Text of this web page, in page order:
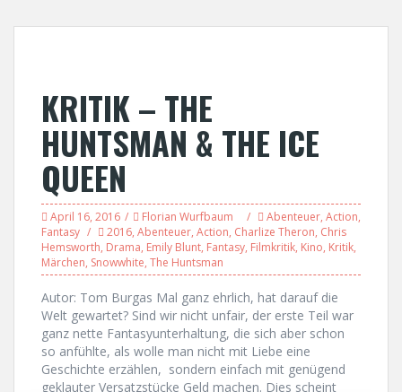
KRITIK – THE
HUNTSMAN & THE ICE
QUEEN
April 16, 2016 Florian Wurfbaum Abenteuer, Action,
Fantasy
2016, Abenteuer, Action, Charlize Theron, Chris
Hemsworth, Drama, Emily Blunt, Fantasy, Filmkritik, Kino, Kritik,
Märchen, Snowwhite, The Huntsman
Autor: Tom Burgas Mal ganz ehrlich, hat darauf die
Welt gewartet? Sind wir nicht unfair, der erste Teil war
ganz nette Fantasyunterhaltung, die sich aber schon
so anfühlte, als wolle man nicht mit Liebe eine
Geschichte erzählen, sondern einfach mit genügend
geklauter Versatzstücke Geld machen. Dies scheint